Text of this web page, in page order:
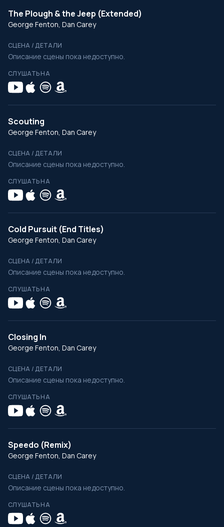
The Plough & the Jeep (Extended)
George Fenton, Dan Carey
СЦЕНА / ДЕТАЛИ
Описание сцены пока недоступно.
СЛУШАТЬ НА
Scouting
George Fenton, Dan Carey
СЦЕНА / ДЕТАЛИ
Описание сцены пока недоступно.
СЛУШАТЬ НА
Cold Pursuit (End Titles)
George Fenton, Dan Carey
СЦЕНА / ДЕТАЛИ
Описание сцены пока недоступно.
СЛУШАТЬ НА
Closing In
George Fenton, Dan Carey
СЦЕНА / ДЕТАЛИ
Описание сцены пока недоступно.
СЛУШАТЬ НА
Speedo (Remix)
George Fenton, Dan Carey
СЦЕНА / ДЕТАЛИ
Описание сцены пока недоступно.
СЛУШАТЬ НА